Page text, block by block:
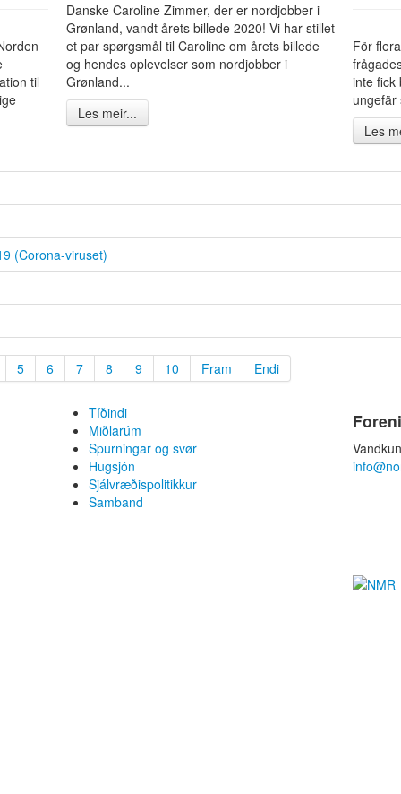
til
Danske Caroline Zimmer, der er nordjobber i
Grønland, vandt årets billede 2020! Vi har stillet
et par spørgsmål til Caroline om årets billede
og hendes oplevelser som nordjobber i
Grønland...
Les meir...
För
inte fick
ungefär
Les
(Corona-viruset)
5 6 7 8 9 10 Fram Endi
Tíðindi
Miðlarúm
Spurningar og svør
Hugsjón
Sjálvræðispolitikkur
Samband